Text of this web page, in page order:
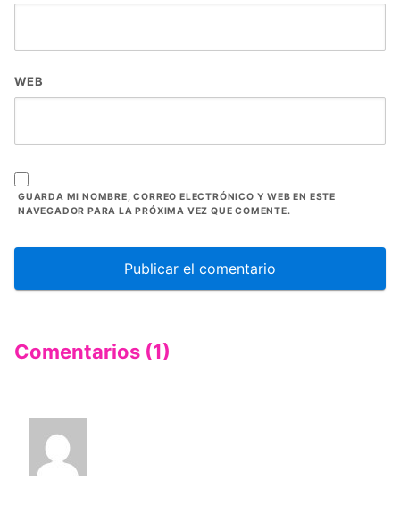
WEB
GUARDA MI NOMBRE, CORREO ELECTRÓNICO Y WEB EN ESTE
NAVEGADOR PARA LA PRÓXIMA VEZ QUE COMENTE.
Comentarios (1)